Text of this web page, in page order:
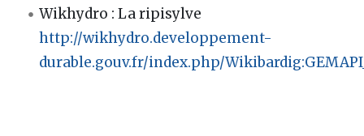
Wikhydro : La ripisylve
http://wikhydro.developpement-
durable.gouv.fr/index.php/